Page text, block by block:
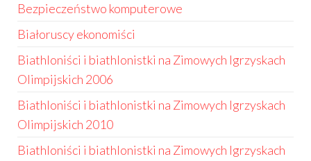
Bezpieczeństwo komputerowe
Białoruscy ekonomiści
Biathloniści i biathlonistki na Zimowych Igrzyskach
Olimpijskich 2006
Biathloniści i biathlonistki na Zimowych Igrzyskach
Olimpijskich 2010
Biathloniści i biathlonistki na Zimowych Igrzyskach